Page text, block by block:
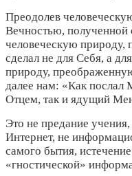
Преодолев
Вечностью, полученной
человеческую
сделал не для Себя, а
природу,
далее нам: «Как
Отцем, так и ядущий
Это не предание
Интернет, не
самого бытия,
«гностической»